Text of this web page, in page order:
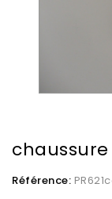
chaussure
Référence: